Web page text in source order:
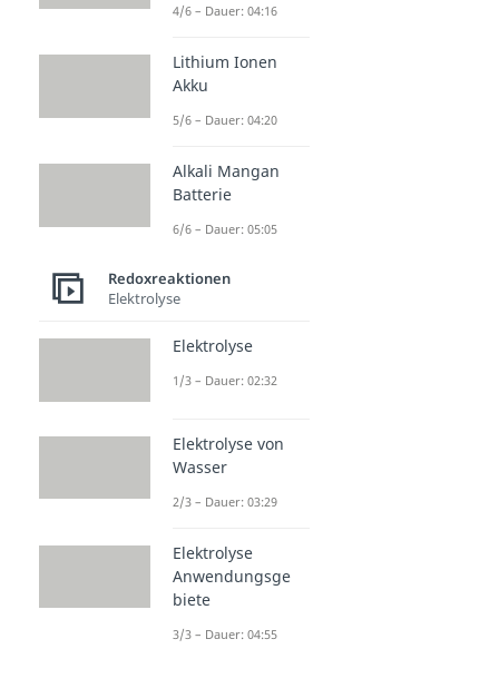
4/6 – Dauer: 04:16
Lithium Ionen
Akku
5/6 – Dauer: 04:20
Alkali Mangan
Batterie
6/6 – Dauer: 05:05
Redoxreaktionen
Elektrolyse
Elektrolyse
1/3 – Dauer: 02:32
Elektrolyse von
Wasser
2/3 – Dauer: 03:29
Elektrolyse
Anwendungsge
biete
3/3 – Dauer: 04:55